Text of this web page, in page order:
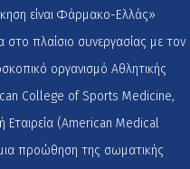
είναι Φάρμακο-Ελλάς»
στο πλαίσιο συνεργασίας με τον
οργανισμό Αθλητικής
College of Sports Medicine,
Εταιρεία (American Medical
προώθηση της σωματικής